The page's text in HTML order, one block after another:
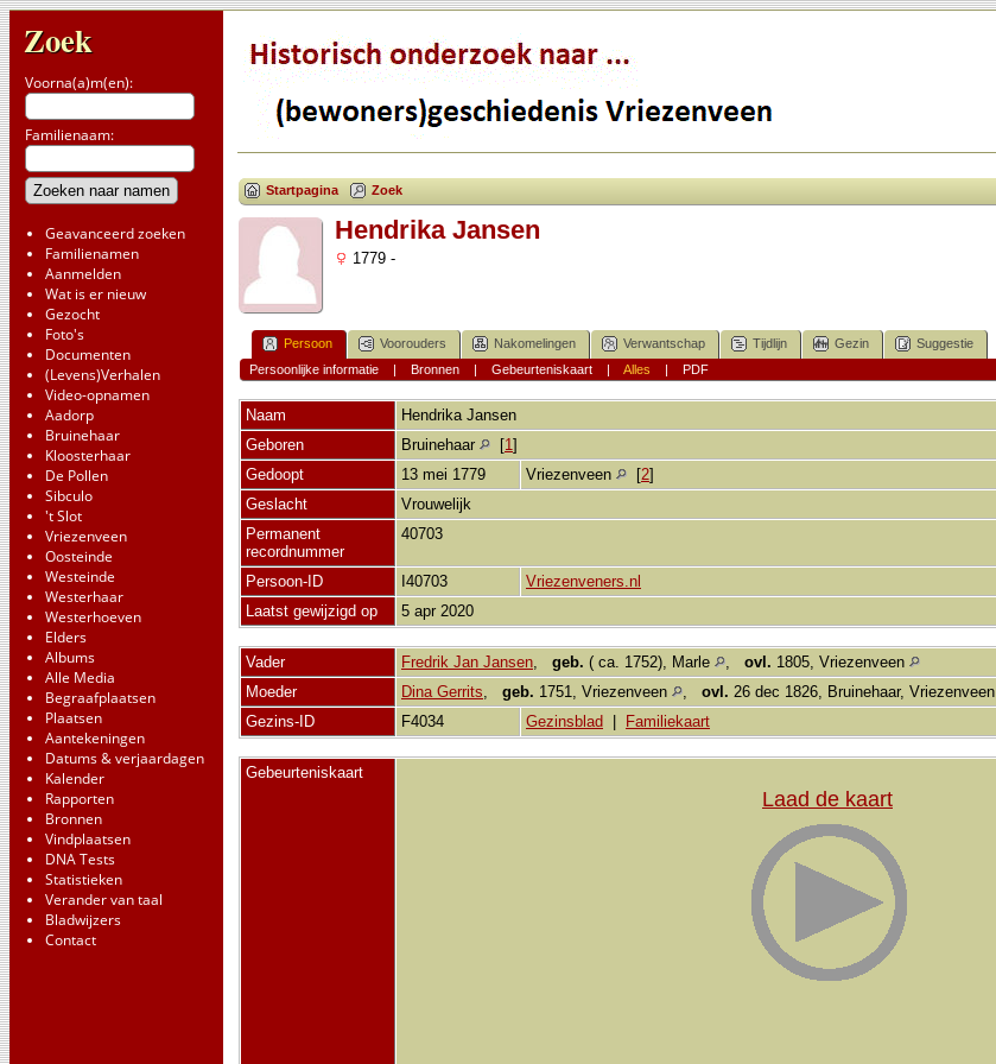
Zoek
Voorna(a)m(en):
Familienaam:
Geavanceerd zoeken
Familienamen
Aanmelden
Wat is er nieuw
Gezocht
Foto's
Documenten
(Levens)Verhalen
Video-opnamen
Aadorp
Bruinehaar
Kloosterhaar
De Pollen
Sibculo
't Slot
Vriezenveen
Oosteinde
Westeinde
Westerhaar
Westerhoeven
Elders
Albums
Alle Media
Begraafplaatsen
Plaatsen
Aantekeningen
Datums & verjaardagen
Kalender
Rapporten
Bronnen
Vindplaatsen
DNA Tests
Statistieken
Verander van taal
Bladwijzers
Contact
Startpagina Zoek
Hendrika Jansen
1779 -
Persoon Voorouders Nakomelingen Verwantschap Tijdlijn Gezin
Suggestie
Persoonlijke informatie| Bronnen| Gebeurteniskaart| Alles | PDF
Naam Hendrika Jansen
Geboren
Bruinehaar [1]
Gedoopt
13 mei 1779 Vriezenveen [2]
Geslacht
Vrouwelijk
Permanent
recordnummer
40703
Persoon-ID I40703
Vriezenveners.nl
Laatst gewijzigd op
5 apr 2020
Vader Fredrik Jan Jansen, geb. ( ca. 1752), Marle , ovl. 1805, Vriezenveen
Moeder
Dina Gerrits, geb. 1751, Vriezenveen , ovl. 26 dec 1826, Bruinehaar, Vriezenveen
Gezins-ID
F4034 Gezinsblad Familiekaart
Gebeurteniskaart
Laad de kaart